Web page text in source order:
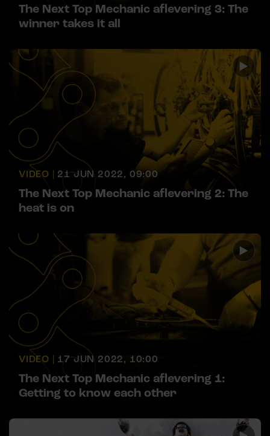
The Next Top Mechanic aflevering 3: The
winner takes it all
VIDEO | 21 JUN 2022, 09:00
The Next Top Mechanic aflevering 2: The
heat is on
VIDEO | 17 JUN 2022, 10:00
The Next Top Mechanic aflevering 1:
Getting to know each other